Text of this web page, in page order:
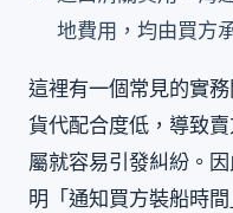
地費用，均由買方
這裡有一個常見的實
貨代配合度低，導致
屬就容易引發糾紛。
明「通知買方裝船時